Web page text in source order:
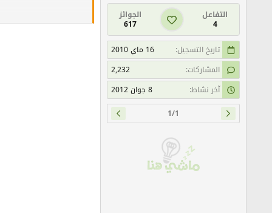
التفاعل
4
الجوائز
617
تاريخ التسجيل
16 ماي 2010
المشاركات
2,232
آخر نشاط
8 جوان 2012
1/1